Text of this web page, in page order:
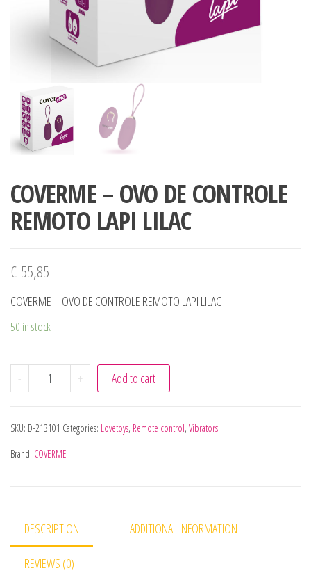
COVERME – OVO DE CONTROLE
REMOTO LAPI LILAC
€ 55,85
COVERME – OVO DE CONTROLE REMOTO LAPI LILAC
50 in stock
- COVERME - OVO DE CONTROLE REMOTO LAPI LILAC
+ Add to cart
SKU: D-213101 Categories: Lovetoys, Remote control, Vibrators
Brand: COVERME
DESCRIPTION ADDITIONAL INFORMATION
REVIEWS (0)